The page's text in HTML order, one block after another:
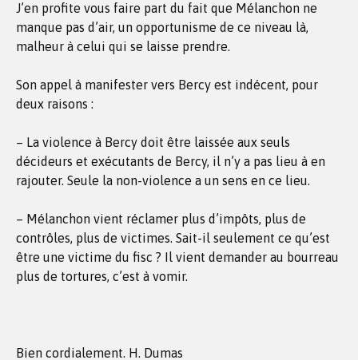
J’en profite vous faire part du fait que Mélanchon ne
manque pas d’air, un opportunisme de ce niveau là,
malheur à celui qui se laisse prendre.
Son appel à manifester vers Bercy est indécent, pour
deux raisons :
– La violence à Bercy doit être laissée aux seuls
décideurs et exécutants de Bercy, il n’y a pas lieu à en
rajouter. Seule la non-violence a un sens en ce lieu.
– Mélanchon vient réclamer plus d’impôts, plus de
contrôles, plus de victimes. Sait-il seulement ce qu’est
être une victime du fisc ? Il vient demander au bourreau
plus de tortures, c’est à vomir.
Bien cordialement. H. Dumas